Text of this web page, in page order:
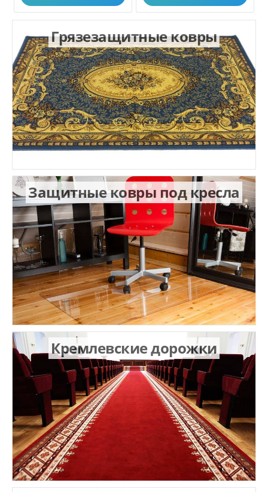
Грязезащитные ковры
Защитные ковры под кресла
Кремлевские дорожки